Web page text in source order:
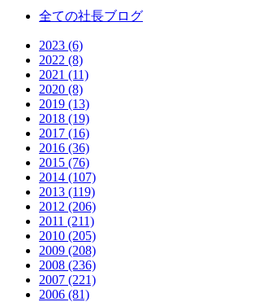
全ての社長ブログ
2023 (6)
2022 (8)
2021 (11)
2020 (8)
2019 (13)
2018 (19)
2017 (16)
2016 (36)
2015 (76)
2014 (107)
2013 (119)
2012 (206)
2011 (211)
2010 (205)
2009 (208)
2008 (236)
2007 (221)
2006 (81)